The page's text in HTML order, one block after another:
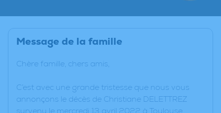
Message de la famille
Chère famille, chers amis,
C’est avec une grande tristesse que nous vous
annonçons le décès de Christiane DELETTREZ